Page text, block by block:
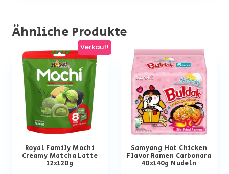
Ähnliche Produkte
Verkauf!
Royal Family Mochi
Creamy Matcha Latte
12x120g
Samyang Hot Chicken
Flavor Ramen Carbonara
40x140g Nudeln